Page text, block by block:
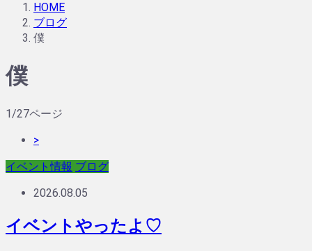
HOME
ブログ
僕
僕
1/27ページ
>
イベント情報 ブログ
2026.08.05
イベントやったよ♡